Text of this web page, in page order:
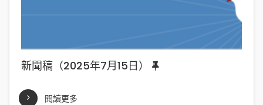
新聞稿（2025年7月15日）
閱讀更多